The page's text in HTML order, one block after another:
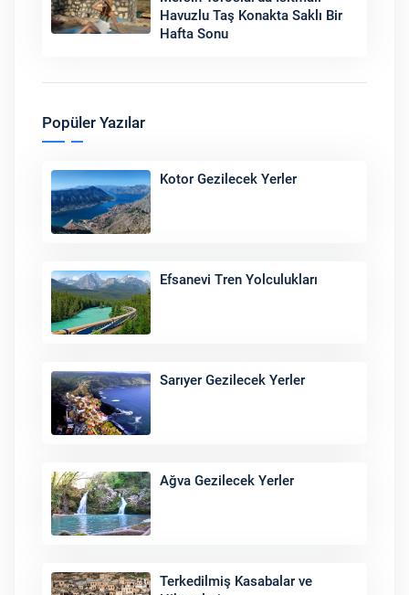
Havuzlu Taş Konakta Saklı Bir
Hafta Sonu
Popüler Yazılar
Kotor Gezilecek Yerler
Efsanevi Tren Yolculukları
Sarıyer Gezilecek Yerler
Ağva Gezilecek Yerler
Terkedilmiş Kasabalar ve